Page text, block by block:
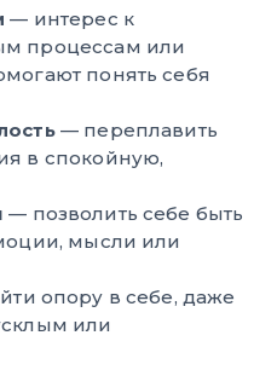
— интерес к
процессам или
понять себя
— переплавить
в спокойную,
— позволить себе быть
мысли или
опору в себе, даже
или